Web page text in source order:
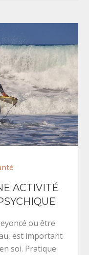
ACTIVITÉ
ou être
est important
soi. Pratique